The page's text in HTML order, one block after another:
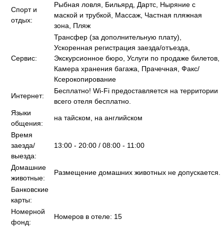
Спорт и
отдых:
Рыбная ловля, Бильярд, Дартс, Ныряние с
маской и трубкой, Массаж, Частная пляжная
зона, Пляж
Сервис:
Трансфер (за дополнительную плату),
Ускоренная регистрация заезда/отъезда,
Экскурсионное бюро, Услуги по продаже билетов,
Камера хранения багажа, Прачечная, Факс/
Ксерокопирование
Интернет:
Бесплатно! Wi-Fi предоставляется на территории
всего отеля бесплатно.
Языки
общения:
на тайском, на английском
Время
заезда/
выезда:
13:00 - 20:00 / 08:00 - 11:00
Домашние
животные:
Размещение домашних животных не допускается.
Банковские
карты:
Номерной
фонд:
Номеров в отеле: 15